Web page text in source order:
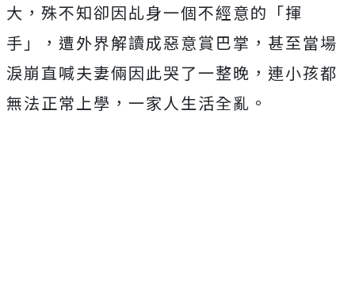
大，殊不知卻因乩身一個不經意的「揮
手」，遭外界解讀成惡意賞巴掌，甚至當場
淚崩直喊夫妻倆因此哭了一整晚，連小孩都
無法正常上學，一家人生活全亂。